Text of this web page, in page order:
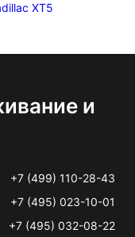
XT5
и
+7 (499) 110-28-43
+7 (495) 023-10-01
+7 (495) 032-08-22